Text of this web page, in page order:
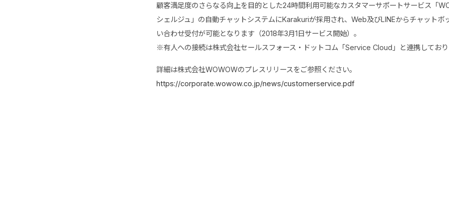
顧客満足度のさらなる向上を目的とした24時間利用可能なカスタマーサポートサービス「
シェルジュ」の自動チャットシステムにKarakuriが採用され、Web及びLINEからチャットボ
い合わせ受付が可能となります（2018年3月1日サービス開始）。
※有人への接続は株式会社セールスフォース・ドットコム「Service Cloud」と連携しており
詳細は株式会社WOWOWのプレスリリースをご参照ください。
https://corporate.wowow.co.jp/news/customerservice.pdf